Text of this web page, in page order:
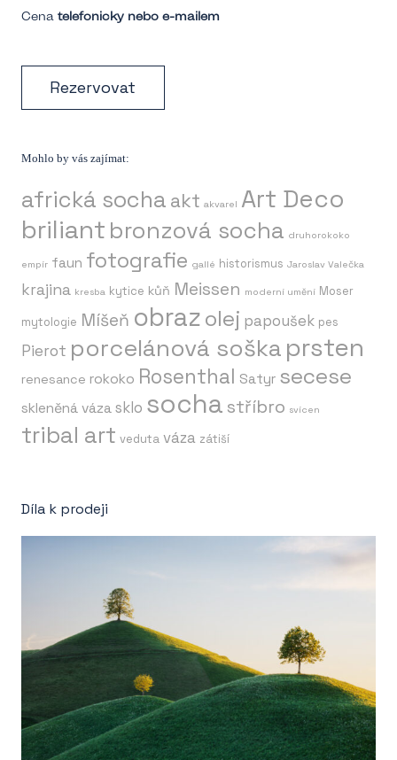
Cena telefonicky nebo e-mailem
Rezervovat
Mohlo by vás zajímat:
africká socha akt akvarel Art Deco
briliant bronzová socha druhorokoko
empír faun fotografie gallé historismus Jaroslav Valečka
krajina kresba kytice kůň Meissen moderní umění Moser
mytologie Míšeň obrazolej papoušek pes
Pierot porcelánová soška prsten
renesance rokoko Rosenthal Satyr secese
skleněná váza sklo socha stříbro svícen
tribal art veduta váza zátiší
Díla k prodeji